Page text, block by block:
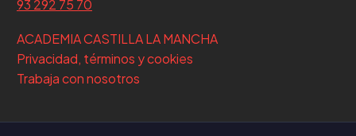
93 292 75 70
ACADEMIA CASTILLA LA MANCHA
Privacidad, términos y cookies
Trabaja con nosotros